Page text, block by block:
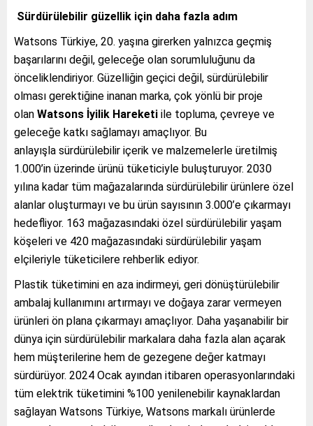
Sürdürülebilir güzellik için daha fazla adım
Watsons Türkiye, 20. yaşına girerken yalnızca geçmiş
başarılarını değil, geleceğe olan sorumluluğunu da
önceliklendiriyor. Güzelliğin geçici değil, sürdürülebilir
olması gerektiğine inanan marka, çok yönlü bir proje
olan Watsons İyilik Hareketi ile topluma, çevreye ve
geleceğe katkı sağlamayı amaçlıyor. Bu
anlayışla sürdürülebilir içerik ve malzemelerle üretilmiş
1.000’in üzerinde ürünü tüketiciyle buluşturuyor. 2030
yılına kadar tüm mağazalarında sürdürülebilir ürünlere özel
alanlar oluşturmayı ve bu ürün sayısının 3.000’e çıkarmayı
hedefliyor. 163 mağazasındaki özel sürdürülebilir yaşam
köşeleri ve 420 mağazasındaki sürdürülebilir yaşam
elçileriyle tüketicilere rehberlik ediyor.
Plastik tüketimini en aza indirmeyi, geri dönüştürülebilir
ambalaj kullanımını artırmayı ve doğaya zarar vermeyen
ürünleri ön plana çıkarmayı amaçlıyor. Daha yaşanabilir bir
dünya için sürdürülebilir markalara daha fazla alan açarak
hem müşterilerine hem de gezegene değer katmayı
sürdürüyor. 2024 Ocak ayından itibaren operasyonlarındaki
tüm elektrik tüketimini %100 yenilenebilir kaynaklardan
sağlayan Watsons Türkiye, Watsons markalı ürünlerde